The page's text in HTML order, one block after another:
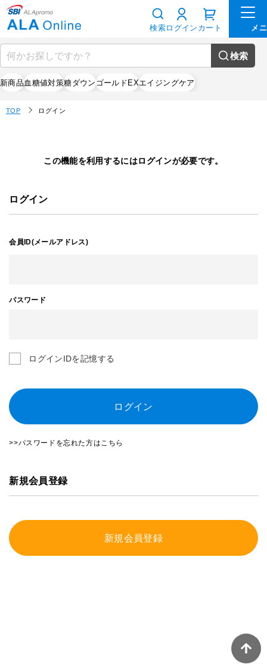
検索
新商品血糖値対策糖ダウンゴールドEXエイジングケア
検索ログイン カート
TOP ログイン
この機能を利用するにはログインが必要です。
ログイン
会員ID(メールアドレス)
パスワード
ログインIDを記憶する
ログイン
>>パスワードを忘れた方はこちら
新規会員登録
新規会員登録